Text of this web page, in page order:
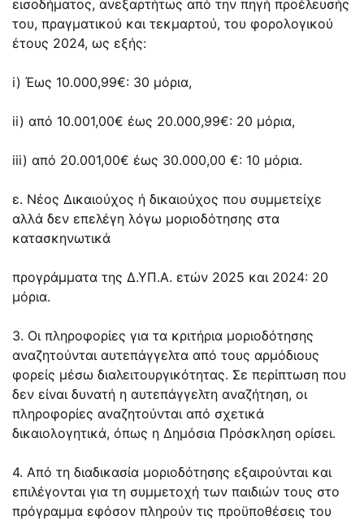
εισοδήματος, ανεξαρτήτως από την πηγή προέλευσής
του, πραγματικού και τεκμαρτού, του φορολογικού
έτους 2024, ως εξής:
i) Έως 10.000,99€: 30 μόρια,
ii) από 10.001,00€ έως 20.000,99€: 20 μόρια,
iii) από 20.001,00€ έως 30.000,00 €: 10 μόρια.
ε. Νέος Δικαιούχος ή δικαιούχος που συμμετείχε
αλλά δεν επελέγη λόγω μοριοδότησης στα
κατασκηνωτικά
προγράμματα της Δ.ΥΠ.Α. ετών 2025 και 2024: 20
μόρια.
3. Οι πληροφορίες για τα κριτήρια μοριοδότησης
αναζητούνται αυτεπάγγελτα από τους αρμόδιους
φορείς μέσω διαλειτουργικότητας. Σε περίπτωση που
δεν είναι δυνατή η αυτεπάγγελτη αναζήτηση, οι
πληροφορίες αναζητούνται από σχετικά
δικαιολογητικά, όπως η Δημόσια Πρόσκληση ορίσει.
4. Από τη διαδικασία μοριοδότησης εξαιρούνται και
επιλέγονται για τη συμμετοχή των παιδιών τους στο
πρόγραμμα εφόσον πληρούν τις προϋποθέσεις του